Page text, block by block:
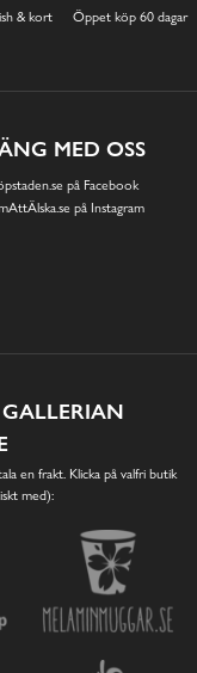
& kort Öppet köp 60 dagar
MED OSS
på Facebook
på Instagram
en frakt. Klicka på valfri butik
med):